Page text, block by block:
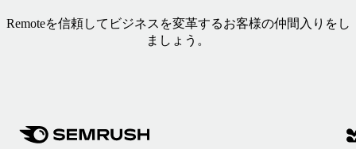
Remoteを信頼してビジネスを変革するお客様の仲間入りをし
ましょう。